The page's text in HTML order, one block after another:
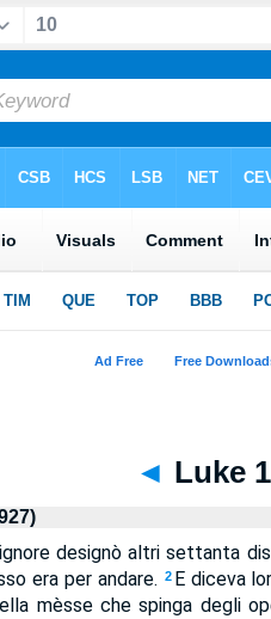
◄ Luke
designò altri settanta
era per andare. 2 E diceva
mèsse che spinga degli